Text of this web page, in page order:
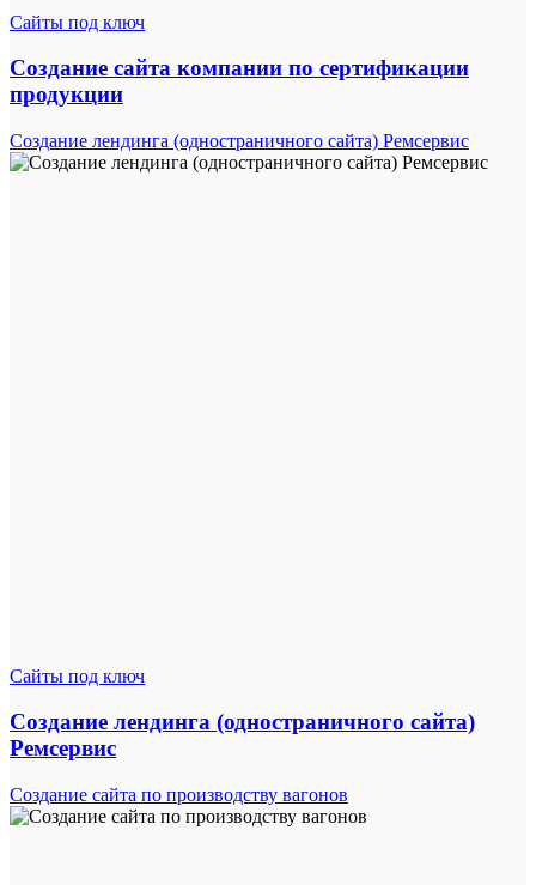
Сайты под ключ
Создание сайта компании по сертификации
продукции
Создание лендинга (одностраничного сайта) Ремсервис
Сайты под ключ
Создание лендинга (одностраничного сайта)
Ремсервис
Создание сайта по производству вагонов